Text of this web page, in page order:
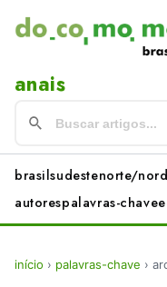
anais
brasilsudestenorte/
autorespalavras-chave
início › palavras-chave ›